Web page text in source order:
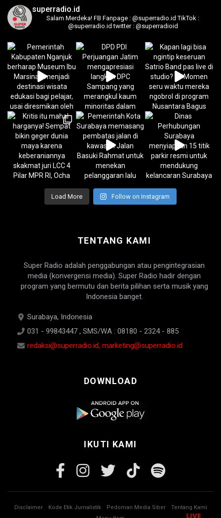
superradio.id
Salam Merdeka! FB Fanpage : @superradio.id TikTok :
@superradio.id twitter : @superradioid
Load More Follow on Instagram
TENTANG KAMI
Super Radio adalah penggabungan atau pengintegrasian
media (konvergensi media). Super Radio hadir dengan
program yang bermutu dan berita pilihan serta musik yang
Indonesia banget.
Surabaya, Indonesia
031 - 99843447 , SMS/WA : 08180 - 2324 - 885
redaksi@superradio.id, marketing@superradio.id
DOWNLOAD
IKUTI KAMI
Disclaimer Kode Etik Jurnalistik Pedoman Media Siber
Tentang Kami